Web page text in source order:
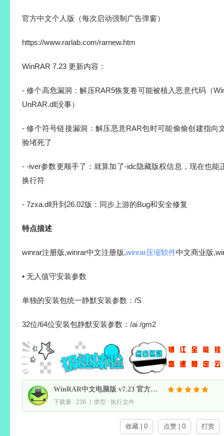
官方中文个人版（每次启动强制广告弹窗）
https://www.rarlab.com/rarnew.htm
WinRAR 7.23 更新内容：
- 修个高危漏洞：解压RAR5恢复卷可能被植入恶意代码（
UnRAR.dll没事）
- 修个符号链接漏洞：解压恶意RAR包时可能偷偷创建指向
验堵死了
- -iver参数更顺手了：就算加了-idc隐藏版权信息，现在也能
换行符
- 7zxa.dll升到26.02版：同步上游的Bug和安全修复
特点描述
winrar注册版,winrar中文注册版,winrar压缩软件中文商业版
• 无人值守安装参数
单独的安装包统一静默安装参数：/S
32位/64位安装包静默安装参数：/ai /gm2
WinRAR中文电脑版 v7.23 官方商业注册正式中文特别版
下载量 : 236 | 类型 : 执行文件
收藏 | 0 点赞 | 0 打赏